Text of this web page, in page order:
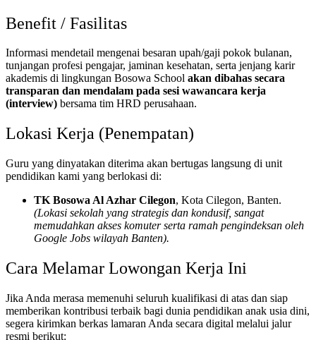
Benefit / Fasilitas
Informasi mendetail mengenai besaran upah/gaji pokok bulanan,
tunjangan profesi pengajar, jaminan kesehatan, serta jenjang karir
akademis di lingkungan Bosowa School akan dibahas secara
transparan dan mendalam pada sesi wawancara kerja
(interview) bersama tim HRD perusahaan.
Lokasi Kerja (Penempatan)
Guru yang dinyatakan diterima akan bertugas langsung di unit
pendidikan kami yang berlokasi di:
TK Bosowa Al Azhar Cilegon, Kota Cilegon, Banten.
(Lokasi sekolah yang strategis dan kondusif, sangat
memudahkan akses komuter serta ramah pengindeksan oleh
Google Jobs wilayah Banten).
Cara Melamar Lowongan Kerja Ini
Jika Anda merasa memenuhi seluruh kualifikasi di atas dan siap
memberikan kontribusi terbaik bagi dunia pendidikan anak usia dini,
segera kirimkan berkas lamaran Anda secara digital melalui jalur
resmi berikut: